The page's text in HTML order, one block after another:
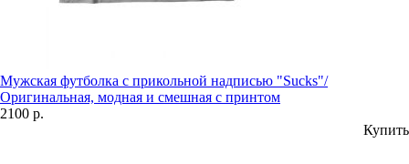
Мужская футболка с прикольной надписью "Sucks"/
Оригинальная, модная и смешная с принтом
2100 р.
Купить